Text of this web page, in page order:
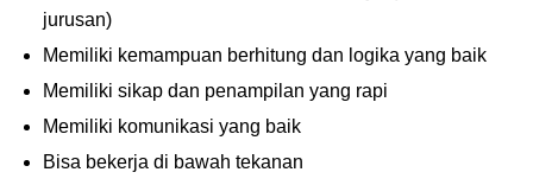
jurusan)
Memiliki kemampuan berhitung dan logika yang baik
Memiliki sikap dan penampilan yang rapi
Memiliki komunikasi yang baik
Bisa bekerja di bawah tekanan